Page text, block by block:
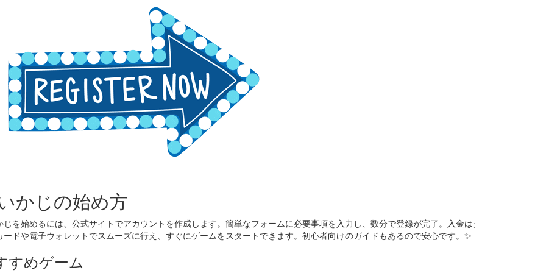
かじの始め方
じを始めるには、公式サイトでアカウントを作成します。簡単なフォームに必要事項を入力し、数分で登録が完了。入金はクレジ
ードや電子ウォレットでスムーズに行え、すぐにゲームをスタートできます。初心者向けのガイドもあるので安心です。✨
すめゲーム